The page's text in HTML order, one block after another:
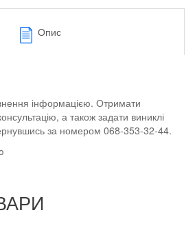
Опис
інформацією. Отримати
а також задати виниклі
за номером 068-353-32-44.